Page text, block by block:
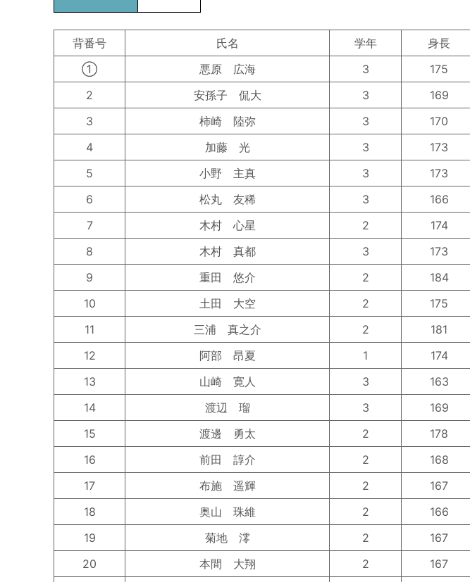
背番号 氏名 学年 身長
①
悪原 広海 3 175
2
安孫子 侃大 3 169
3
柿崎 陸弥 3 170
4
加藤 光 3 173
5
小野 主真 3 173
6
松丸 友稀 3 166
7
木村 心星 2 174
8
木村 真都 3 173
9
重田 悠介 2 184
10
土田 大空 2 175
11
三浦 真之介 2 181
12
阿部 昂夏 1 174
13
山崎 寛人 3 163
14
渡辺 瑠 3 169
15
渡邊 勇太 2 178
16
前田 諄介 2 168
17
布施 遥輝 2 167
18
奥山 珠維 2 166
19
菊地 澪 2 167
20
本間 大翔 2 167